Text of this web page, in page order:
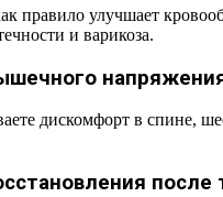
и
правило улучшает
и варикоза.
дискомфорт в спине,
после